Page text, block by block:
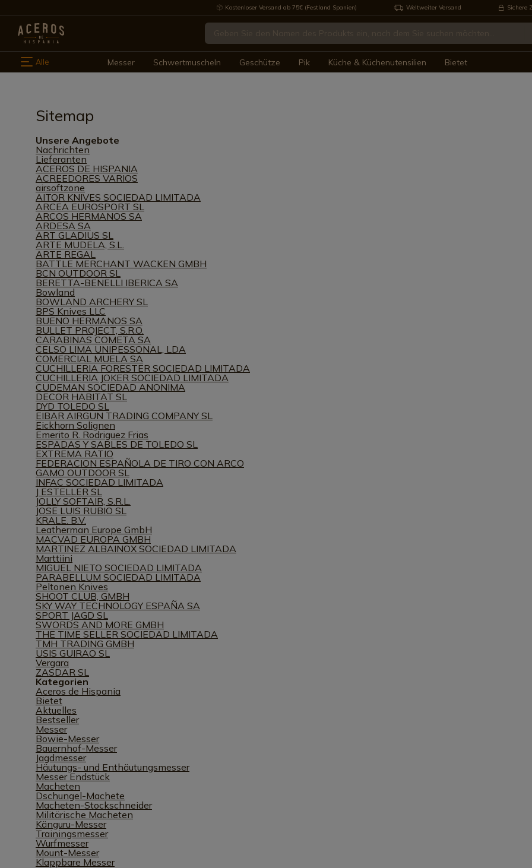
Kostenloser Versand ab 75€ (Festland Spanien) Weltweiter Versand Sichere
Alle Messer Schwertmuscheln Geschütze Pik Küche & Küchenutensilien Bietet
Sitemap
Unsere Angebote
Nachrichten
Lieferanten
ACEROS DE HISPANIA
ACREEDORES VARIOS
airsoftzone
AITOR KNIVES SOCIEDAD LIMITADA
ARCEA EUROSPORT SL
ARCOS HERMANOS SA
ARDESA SA
ART GLADIUS SL
ARTE MUDELA, S.L.
ARTE REGAL
BATTLE MERCHANT WACKEN GMBH
BCN OUTDOOR SL
BERETTA-BENELLI IBERICA SA
Bowland
BOWLAND ARCHERY SL
BPS Knives LLC
BUENO HERMANOS SA
BULLET PROJECT, S.R.O.
CARABINAS COMETA SA
CELSO LIMA UNIPESSONAL, LDA
COMERCIAL MUELA SA
CUCHILLERIA FORESTER SOCIEDAD LIMITADA
CUCHILLERIA JOKER SOCIEDAD LIMITADA
CUDEMAN SOCIEDAD ANONIMA
DECOR HABITAT SL
DYD TOLEDO SL
EIBAR AIRGUN TRADING COMPANY SL
Eickhorn Solignen
Emerito R. Rodriguez Frias
ESPADAS Y SABLES DE TOLEDO SL
EXTREMA RATIO
FEDERACION ESPAÑOLA DE TIRO CON ARCO
GAMO OUTDOOR SL
INFAC SOCIEDAD LIMITADA
J ESTELLER SL
JOLLY SOFTAIR, S.R.L.
JOSE LUIS RUBIO SL
KRALE. B.V.
Leatherman Europe GmbH
MACVAD EUROPA GMBH
MARTINEZ ALBAINOX SOCIEDAD LIMITADA
Marttiini
MIGUEL NIETO SOCIEDAD LIMITADA
PARABELLUM SOCIEDAD LIMITADA
Peltonen Knives
SHOOT CLUB, GMBH
SKY WAY TECHNOLOGY ESPAÑA SA
SPORT JAGD SL
SWORDS AND MORE GMBH
THE TIME SELLER SOCIEDAD LIMITADA
TMH TRADING GMBH
USIS GUIRAO SL
Vergara
ZASDAR SL
Kategorien
Aceros de Hispania
Bietet
Aktuelles
Bestseller
Messer
Bowie-Messer
Bauernhof-Messer
Jagdmesser
Häutungs- und Enthäutungsmesser
Messer Endstück
Macheten
Dschungel-Machete
Macheten-Stockschneider
Militärische Macheten
Känguru-Messer
Trainingsmesser
Wurfmesser
Mount-Messer
Klappbare Messer